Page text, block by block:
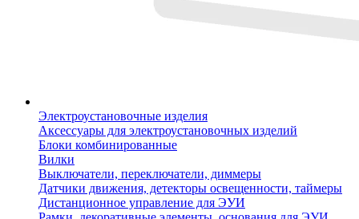
Электроустановочные изделия
Аксессуары для электроустановочных изделий
Блоки комбинированные
Вилки
Выключатели, переключатели, диммеры
Датчики движения, детекторы освещенности, таймеры
Дистанционное управление для ЭУИ